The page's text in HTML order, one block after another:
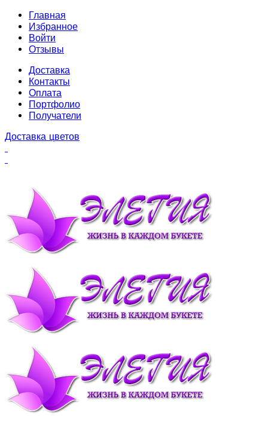
Главная
Избранное
Войти
Отзывы
Доставка
Контакты
Оплата
Портфолио
Получатели
Доставка цветов